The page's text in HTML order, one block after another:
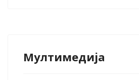
Мултимедија